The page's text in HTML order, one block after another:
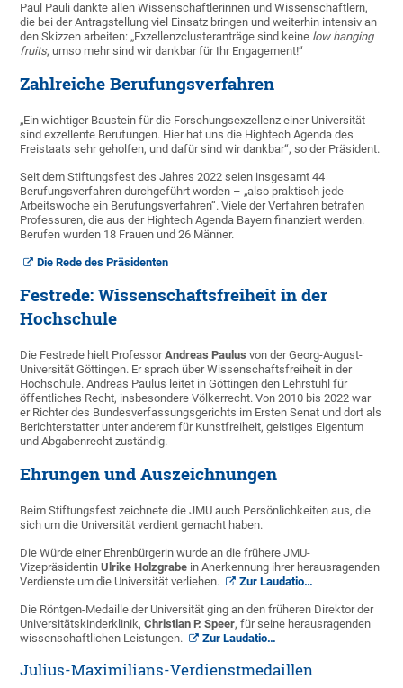
Paul Pauli dankte allen Wissenschaftlerinnen und Wissenschaftlern,
die bei der Antragstellung viel Einsatz bringen und weiterhin intensiv an
den Skizzen arbeiten: „Exzellenzclusteranträge sind keine low hanging
fruits, umso mehr sind wir dankbar für Ihr Engagement!“
Zahlreiche Berufungsverfahren
„Ein wichtiger Baustein für die Forschungsexzellenz einer Universität
sind exzellente Berufungen. Hier hat uns die Hightech Agenda des
Freistaats sehr geholfen, und dafür sind wir dankbar“, so der Präsident.
Seit dem Stiftungsfest des Jahres 2022 seien insgesamt 44
Berufungsverfahren durchgeführt worden – „also praktisch jede
Arbeitswoche ein Berufungsverfahren“. Viele der Verfahren betrafen
Professuren, die aus der Hightech Agenda Bayern finanziert werden.
Berufen wurden 18 Frauen und 26 Männer.
Die Rede des Präsidenten
Festrede: Wissenschaftsfreiheit in der
Hochschule
Die Festrede hielt ProfessorAndreas Paulus von der Georg-August-
Universität Göttingen. Er sprach über Wissenschaftsfreiheit in der
Hochschule. Andreas Paulus leitet in Göttingen den Lehrstuhl für
öffentliches Recht, insbesondere Völkerrecht. Von 2010 bis 2022 war
er Richter des Bundesverfassungsgerichts im Ersten Senat und dort als
Berichterstatter unter anderem für Kunstfreiheit, geistiges Eigentum
und Abgabenrecht zuständig.
Ehrungen und Auszeichnungen
Beim Stiftungsfest zeichnete die JMU auch Persönlichkeiten aus, die
sich um die Universität verdient gemacht haben.
Die Würde einer Ehrenbürgerin wurde an die frühere JMU-
VizepräsidentinUlrike Holzgrabe in Anerkennung ihrer herausragenden
Verdienste um die Universität verliehen.
Zur Laudatio…
Die Röntgen-Medaille der Universität ging an den früheren Direktor der
Universitätskinderklinik,Christian P. Speer, für seine herausragenden
wissenschaftlichen Leistungen.
Zur Laudatio…
Julius-Maximilians-Verdienstmedaillen